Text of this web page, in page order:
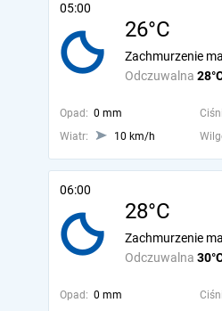
05:00
26°C
Odczuwalna
Zachmurzenie
Opad: 0 mm
Wiatr:
10 km/h
06:00
28°C
Odczuwalna
Zachmurzenie
Opad: 0 mm